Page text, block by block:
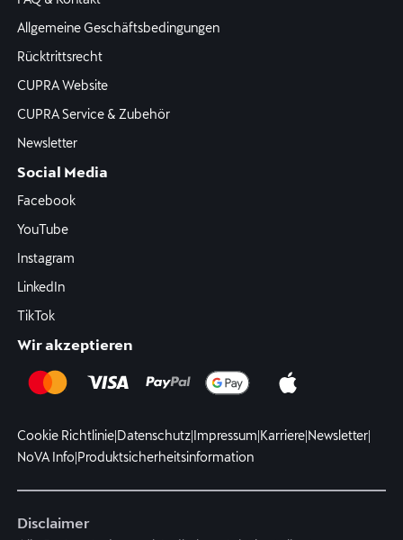
Allgemeine Geschäftsbedingungen
Rücktrittsrecht
CUPRA Website
CUPRA Service & Zubehör
Newsletter
Social Media
Facebook
YouTube
Instagram
LinkedIn
TikTok
Wir akzeptieren
Cookie Richtlinie|Datenschutz|Impressum|Karriere|Newsletter|
NoVA Info|Produktsicherheitsinformation
Disclaimer